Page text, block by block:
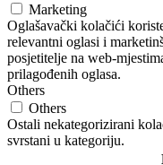
Marketing
Oglašavački kolačići
relevantni oglasi i
posjetitelje na web-
prilagođenih oglasa.
Others
Others
Ostali nekategorizirani
svrstani u kategoriju.